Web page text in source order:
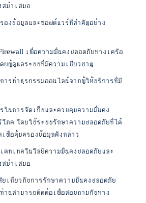
สม่ำเสมอ
องข้อมูลและซอฟต์แวร์ที่สำคัญอย่าง
เพื่อความมั่นคงปลอดภัยทางเครือ
ยผู้ดูแลระบบที่มีความเชี่ยวชาญ
ารทำธุรกรรมออนไลน์จากผู้ให้บริการที่มี
ในการจัดเก็บและควบคุมความมั่นคง
ภค โดยใช้ระบบรักษาความปลอดภัยที่ได้
พื่อคุ้มครองข้อมูลดังกล่าว
ดทเทคโนโลยีความมั่นคงปลอดภัยและ
สม่ำเสมอ
เกี่ยวกับการรักษาความมั่นคงปลอดภัย
านสามารถติดต่อเพื่อสอบถามกับทาง